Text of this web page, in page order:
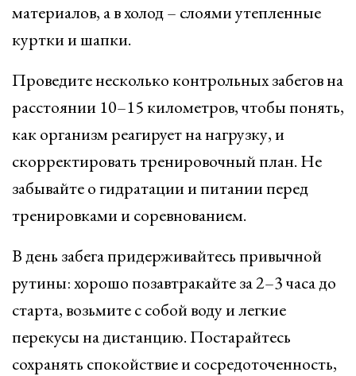
материалов, а в холод – слоями утепленные
куртки и шапки.
Проведите несколько контрольных забегов на
расстоянии 10–15 километров, чтобы понять,
как организм реагирует на нагрузку, и
скорректировать тренировочный план. Не
забывайте о гидратации и питании перед
тренировками и соревнованием.
В день забега придерживайтесь привычной
рутины: хорошо позавтракайте за 2–3 часа до
старта, возьмите с собой воду и легкие
перекусы на дистанцию. Постарайтесь
сохранять спокойствие и сосредоточенность,